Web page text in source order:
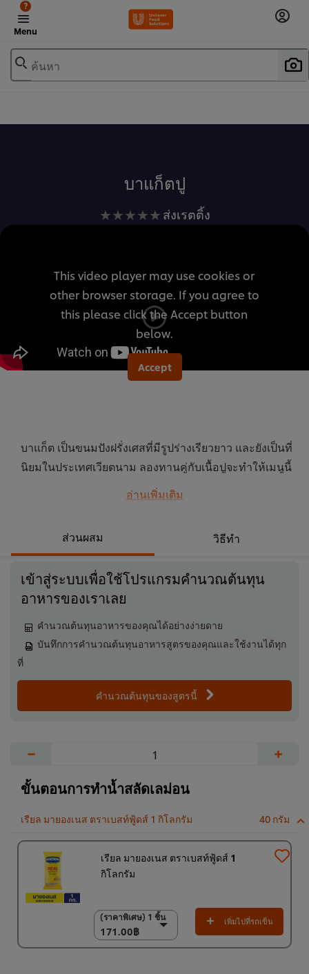
Menu
?
ค้นหา
บาแก็ตปู
ไม่มี
การ
สำหรับ
recipe
นี้
ส่งเรตติ้ง
This video player may use cookies or
other browser storage. If you agree to
this please click the Accept button
below.
Accept
บาแก็ต เป็นขนมปังฝรั่งเศสที่มีรูปร่างเรียวยาว และยังเป็นที่
นิยมในประเทศเวียตนาม ลองทานคู่กับเนื้อปูจะทำให้เมนูนี้
อ่านเพิ่มเติม
ส่วนผสม วิธีทำ
เข้าสู่ระบบเพื่อใช้โปรแกรมคำนวณต้นทุน
อาหารของเราเลย
คำนวณต้นทุนอาหารของคุณได้อย่างง่ายดาย
บันทึกการคำนวณต้นทุนอาหารสูตรของคุณและใช้งานได้ทุก
ที่
คำนวณต้นทุนของสูตรนี้
− +
ขั้นตอนการทำน้ำสลัดเลม่อน
เรียล มายองเนส ตราเบสท์ฟู้ดส์ 1 กิโลกรัม 40 กรัม
เรียล มายองเนส ตราเบสท์ฟู้ดส์ 1
กิโลกรัม
(ราคาพิเศษ) 1 ชิ้น
171.00฿
(ราคาพิเศษ) 1 ชิ้น
171.00฿
(ราคาพิเศษ) แพ็ค 9
เพิ่มไปที่รถเข็น